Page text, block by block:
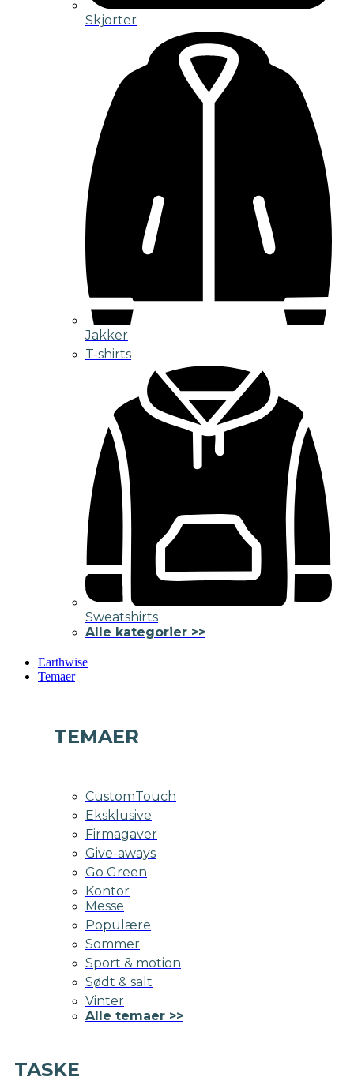
Skjorter
Jakker
T-shirts
Sweatshirts
Alle kategorier >>
Earthwise
Temaer
TEMAER
CustomTouch
Eksklusive
Firmagaver
Give-aways
Go Green
Kontor
Messe
Populære
Sommer
Sport & motion
Sødt & salt
Vinter
Alle temaer >>
TASKE